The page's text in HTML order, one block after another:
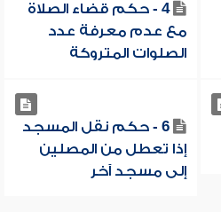
4 - حكم قضاء الصلاة
مع عدم معرفة عدد
الصلوات المتروكة
6 - حكم نقل المسجد
إذا تعطل من المصلين
إلى مسجد آخر